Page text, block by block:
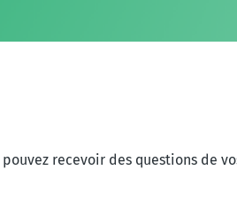
recevoir des questions de